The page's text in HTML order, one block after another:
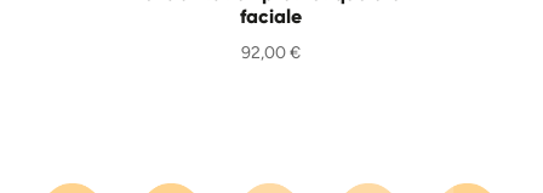
faciale
92,00€